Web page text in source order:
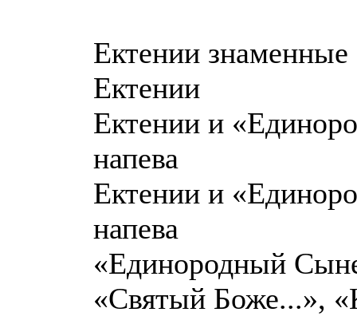
Ектении знаменные
Ектении
Ектении и
напева
Ектении и
напева
«Единородный
«Святый Боже...»,